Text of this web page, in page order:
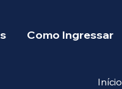
Como Ingressar
Início